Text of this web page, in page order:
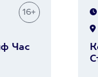
16+
Час